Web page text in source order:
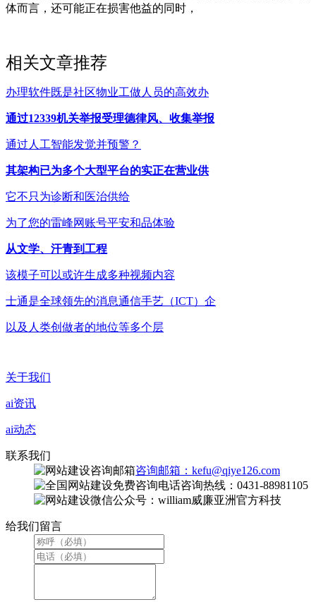
体而言，还可能正在损害他益的同时，
相关文章推荐
办理软件既是社区物业工做人员的高效办
通过12339机关举报受理德律风、收集举报
通过人工智能发觉并预警？
其架构已为多个大型平台的实正在营业供
它不只为诊断和医治供给
为了您的雷峰网账号平安和品体验
从文学、汗青到工程
该模子可以或许生成多种视频内容
士通是全球领先的消息通信手艺（ICT）企
以及人类创做者的地位等多个层
关于我们
ai资讯
ai动态
联系我们
咨询邮箱：kefu@qiye126.com
咨询热线：0431-88981105
微信公众号：william威廉亚洲官方科技
给我们留言